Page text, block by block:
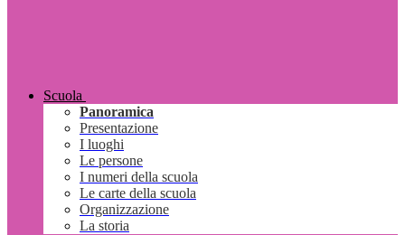
Scuola
Panoramica
Presentazione
I luoghi
Le persone
I numeri della scuola
Le carte della scuola
Organizzazione
La storia